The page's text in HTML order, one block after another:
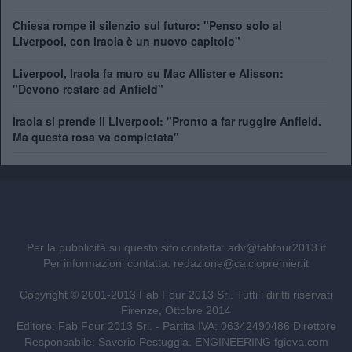
Chiesa rompe il silenzio sul futuro: "Penso solo al
Liverpool, con Iraola è un nuovo capitolo"
Liverpool, Iraola fa muro su Mac Allister e Alisson:
"Devono restare ad Anfield"
Iraola si prende il Liverpool: "Pronto a far ruggire Anfield.
Ma questa rosa va completata"
Per la pubblicità su questo sito contatta: adv@fabfour2013.it
Per informazioni contatta: redazione@calciopremier.it
Copyright © 2001-2013 Fab Four 2013 Srl. Tutti i diritti riservati
Firenze, Ottobre 2014
Editore: Fab Four 2013 Srl. - Partita IVA: 06342490486 Direttore
Responsabile: Saverio Pestuggia. ENGINEERING fgiova.com